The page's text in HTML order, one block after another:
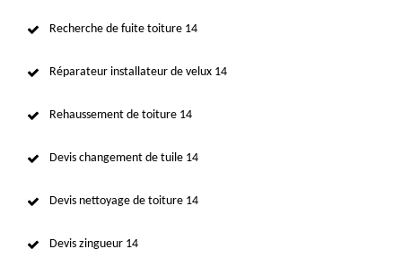
Recherche de fuite toiture 14
Réparateur installateur de velux 14
Rehaussement de toiture 14
Devis changement de tuile 14
Devis nettoyage de toiture 14
Devis zingueur 14